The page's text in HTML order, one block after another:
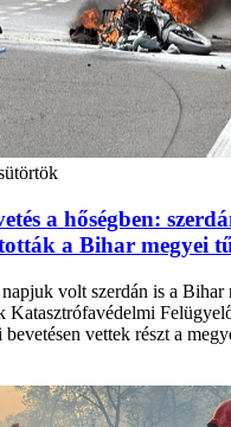
a hőségben:
a Bihar megyei
volt szerdán is a Bihar
bevetésen vettek részt a